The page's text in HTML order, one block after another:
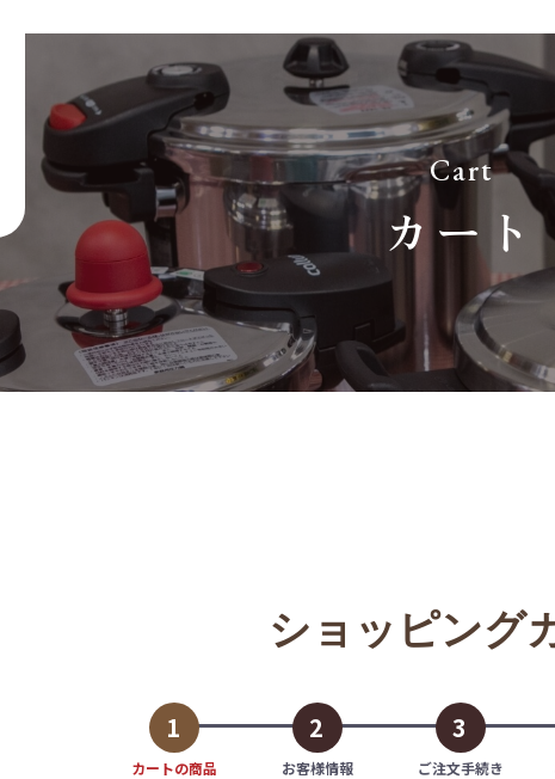
Cart
カート
ショッピング
1
カートの商品
2
お客様情報
3
ご注文手続き